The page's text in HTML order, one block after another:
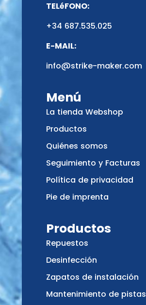
TELéFONO:
+34 687.535.025
E-MAIL:
info@strike-maker.com
Menú
La tienda Webshop
Productos
Quiénes somos
Seguimiento y Facturas
Política de privacidad
Pie de imprenta
Productos
Repuestos
Desinfección
Zapatos de instalación
Mantenimiento de pistas